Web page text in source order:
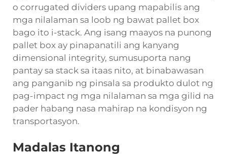
o corrugated dividers upang mapabilis ang
mga nilalaman sa loob ng bawat pallet box
bago ito i-stack. Ang isang maayos na punong
pallet box ay pinapanatili ang kanyang
dimensional integrity, sumusuporta nang
pantay sa stack sa itaas nito, at binabawasan
ang panganib ng pinsala sa produkto dulot ng
pag-impact ng mga nilalaman sa mga gilid na
pader habang nasa mahirap na kondisyon ng
transportasyon.
Madalas Itanong